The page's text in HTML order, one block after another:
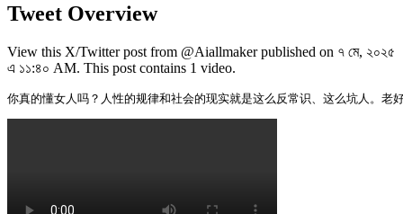
Tweet Overview
View this X/Twitter post from @Aiallmaker published on ৭ মে, ২০২৫
এ ১১:৪০ AM. This post contains 1 video.
你真的懂女人吗？人性的规律和社会的现实就是这么反常识、这么坑人。